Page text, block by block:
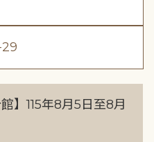
】115年8月5日至8月